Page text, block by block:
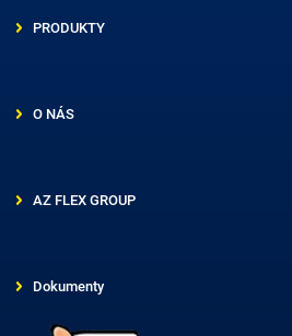
PRODUKTY
O NÁS
AZ FLEX GROUP
Dokumenty